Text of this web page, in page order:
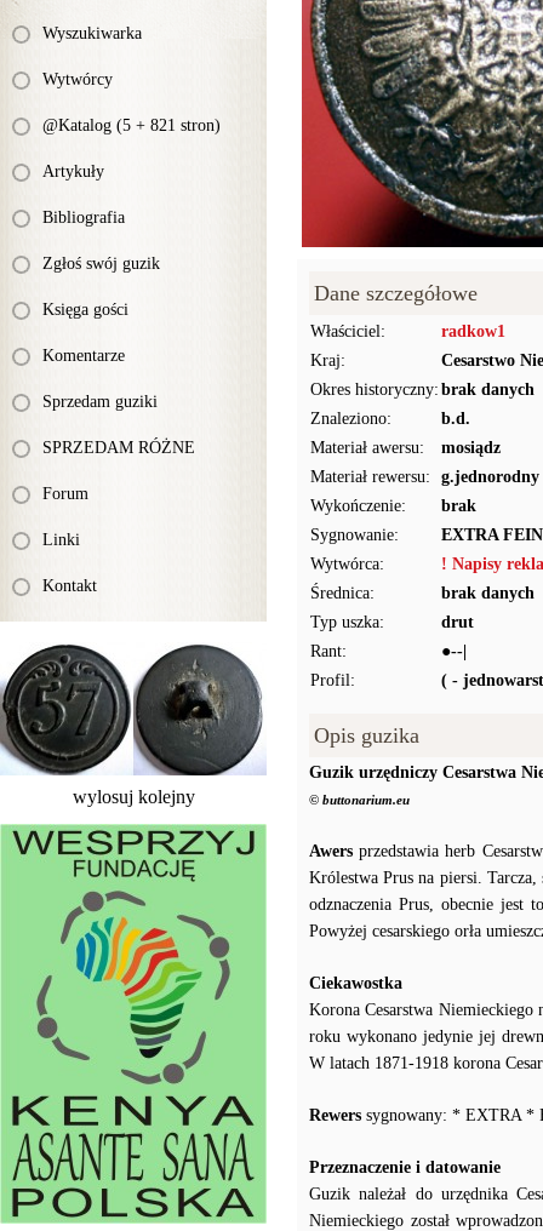
Wyszukiwarka
Wytwórcy
@Katalog (5 + 821 stron)
Artykuły
Bibliografia
Zgłoś swój guzik
Księga gości
Komentarze
Sprzedam guziki
SPRZEDAM RÓŻNE
Forum
Linki
Kontakt
wylosuj kolejny
Dane szczegółowe
Właściciel:
radkow1
Kraj:
Cesarstwo
Okres historyczny: brak danych
Znaleziono:
b.d.
Materiał awersu:
mosiądz
Materiał rewersu:
g.jednorodny
Wykończenie:
brak
Sygnowanie:
EXTRA FEIN
Wytwórca:
! Napisy
Średnica:
brak danych
Typ uszka:
drut
Rant:
●--|
Profil:
( -
Opis guzika
Guzik urzędniczy Cesarstwa
© buttonarium.eu
Awers przedstawia herb
Królestwa Prus na piersi. Tarcza,
odznaczenia Prus, obecnie jest
Powyżej cesarskiego orła
Ciekawostka
Korona Cesarstwa
roku wykonano jedynie jej
W latach 1871-1918 korona
Rewers sygnowany: * EXTRA *
Przeznaczenie i datowanie
Guzik należał do urzędnika
Niemieckiego został